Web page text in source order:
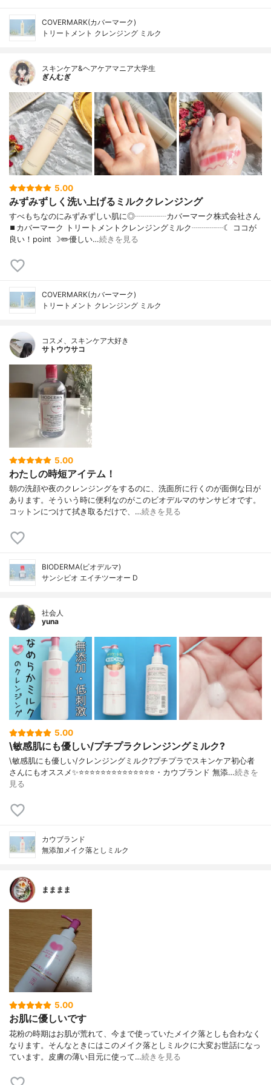
COVERMARK(カバーマーク)
トリートメント クレンジング ミルク
スキンケア&ヘアケアマニア大学生
ぎんむぎ
5.00
みずみずしく洗い上げるミルククレンジング
すべもちなのにみずみずしい肌に◎┈┈┈┈カバーマーク株式会社さん
⏹カバーマーク トリートメントクレンジングミルク┈┈┈┈☾ ココが
良い！point ☽✏️優しい…続きを見る
COVERMARK(カバーマーク)
トリートメント クレンジング ミルク
コスメ、スキンケア大好き
サトウウサコ
5.00
わたしの時短アイテム！
朝の洗顔や夜のクレンジングをするのに、洗面所に行くのが面倒な日が
あります。そういう時に便利なのがこのビオデルマのサンサビオです。
コットンにつけて拭き取るだけで、…続きを見る
BIODERMA(ビオデルマ)
サンシビオ エイチツーオー D
社会人
yuna
5.00
\敏感肌にも優しい/プチプラクレンジングミルク?
\敏感肌にも優しい/クレンジングミルク?プチプラでスキンケア初心者
さんにもオススメ✨⭐️⭐️⭐️⭐️⭐️⭐️⭐️⭐️⭐️⭐️⭐️⭐️⭐️⭐️・カウブランド 無添…続きを
見る
カウブランド
無添加メイク落としミルク
まままま
5.00
お肌に優しいです
花粉の時期はお肌が荒れて、今まで使っていたメイク落としも合わなく
なります。そんなときにはこのメイク落としミルクに大変お世話になっ
ています。皮膚の薄い目元に使って…続きを見る